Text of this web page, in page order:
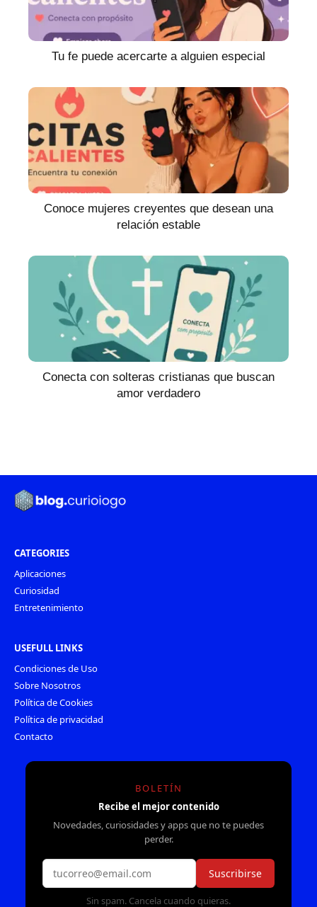
Tu fe puede acercarte a alguien especial
Conoce mujeres creyentes que desean una
relación estable
Conecta con solteras cristianas que buscan
amor verdadero
CATEGORIES
Aplicaciones
Curiosidad
Entretenimiento
USEFULL LINKS
Condiciones de Uso
Sobre Nosotros
Política de Cookies
Política de privacidad
Contacto
BOLETÍN
Recibe el mejor contenido
Novedades, curiosidades y apps que no te puedes
perder.
Suscribirse
Sin spam. Cancela cuando quieras.